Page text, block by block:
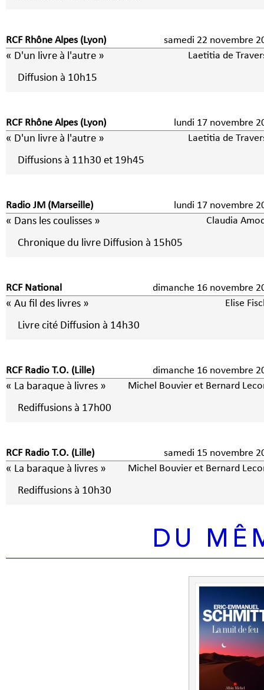
RCF Rhône Alpes (Lyon) samedi 22 novembre
« D'un livre à l'autre » Laetitia de
Diffusion à 10h15
RCF Rhône Alpes (Lyon) lundi 17 novembre
« D'un livre à l'autre » Laetitia de
Diffusions à 11h30 et 19h45
Radio JM (Marseille) lundi 17 novembre
« Dans les coulisses » Claudia
Chronique du livre Diffusion à 15h05
RCF National dimanche 16 novembre
« Au fil des livres » Elise
Livre cité Diffusion à 14h30
RCF Radio T.O. (Lille) dimanche 16 novembre
« La baraque à livres » Michel Bouvier et Bernard
Rediffusions à 17h00
RCF Radio T.O. (Lille) samedi 15 novembre
« La baraque à livres » Michel Bouvier et Bernard
Rediffusions à 10h30
DU